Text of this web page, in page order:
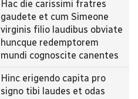
Hac die carissimi fratres
gaudete et cum Simeone
virginis filio laudibus obviate
huncque redemptorem
mundi cognoscite canentes
Hinc erigendo capita pro
signo tibi laudes et odas